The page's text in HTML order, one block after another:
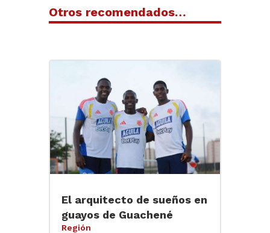
Otros recomendados…
El arquitecto de sueños en
guayos de Guachené
Región